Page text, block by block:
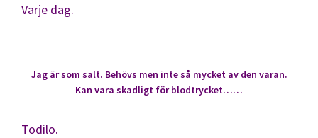
Varje dag.
Jag är som salt. Behövs men inte så mycket av den varan.
Kan vara skadligt för blodtrycket……
Todilo.